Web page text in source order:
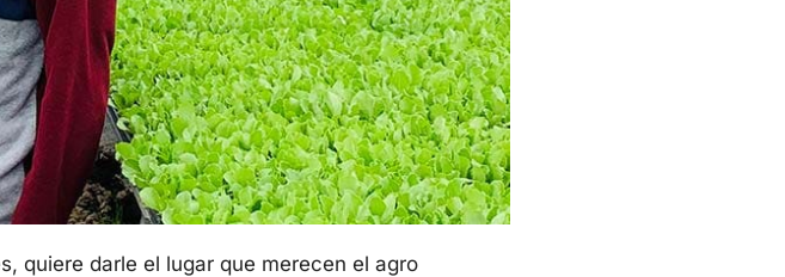
quiere darle el lugar que merecen el agro